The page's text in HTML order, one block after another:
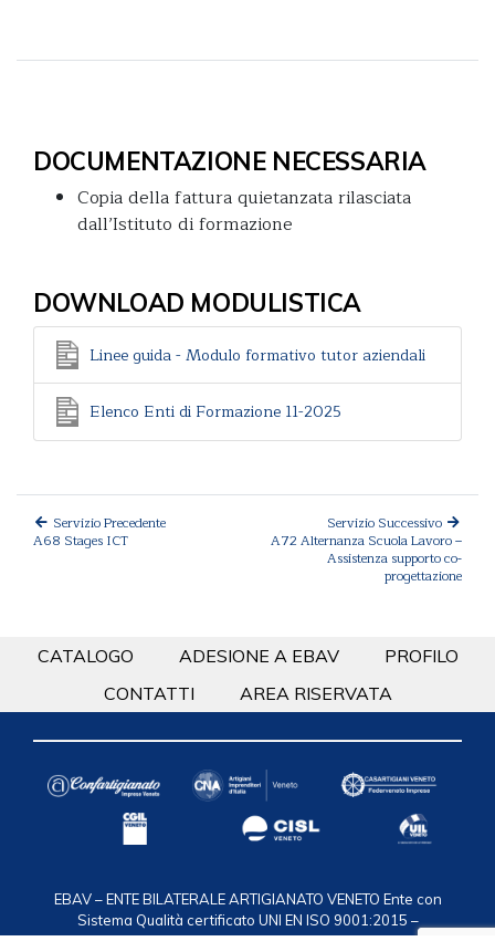
DOCUMENTAZIONE NECESSARIA
Copia della fattura quietanzata rilasciata
dall’Istituto di formazione
DOWNLOAD MODULISTICA
Linee guida - Modulo formativo tutor aziendali
Elenco Enti di Formazione 11-2025
Servizio Precedente
A68 Stages ICT
Servizio Successivo
A72 Alternanza Scuola Lavoro –
Assistenza supporto co-
progettazione
CATALOGO ADESIONE A EBAV
PROFILO
CONTATTI
AREA RISERVATA
EBAV – ENTE BILATERALE ARTIGIANATO VENETO Ente con
Sistema Qualità certificato UNI EN ISO 9001:2015 –
Certificazione n. 50 100 2119via F.lli Bandiera 35, 30175